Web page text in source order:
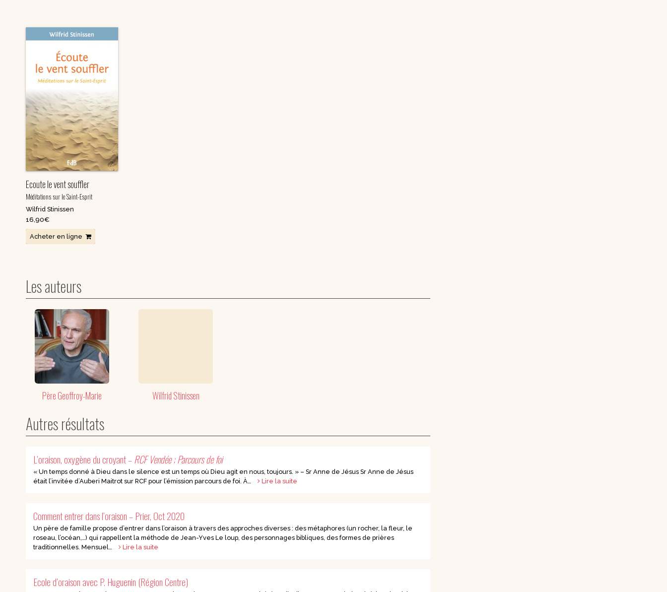
Ecoute le vent souffler
Méditations sur le Saint-Esprit
Wilfrid Stinissen
16,90€
Acheter en ligne
Les auteurs
Père Geoffroy-Marie Wilfrid Stinissen
Autres résultats
L’oraison, oxygène du croyant –RCF Vendée ; Parcours de foi
« Un temps donné à Dieu dans le silence est un temps où Dieu agit en nous, toujours. » – Sr Anne de Jésus Sr Anne de Jésus
était l’invitée d’Auberi Maitrot sur RCF pour l’émission parcours de foi. À…
Lire la suite
Comment entrer dans l’oraison – Prier, Oct 2020
Un père de famille propose d’entrer dans l’oraison à travers des approches diverses : des métaphores (un rocher, la fleur, le
roseau, l’océan,…) qui rappellent la méthode de Jean-Yves Le loup, des personnages bibliques, des formes de prières
traditionnelles. Mensuel…
Lire la suite
Ecole d’oraison avec P. Huguenin (Région Centre)